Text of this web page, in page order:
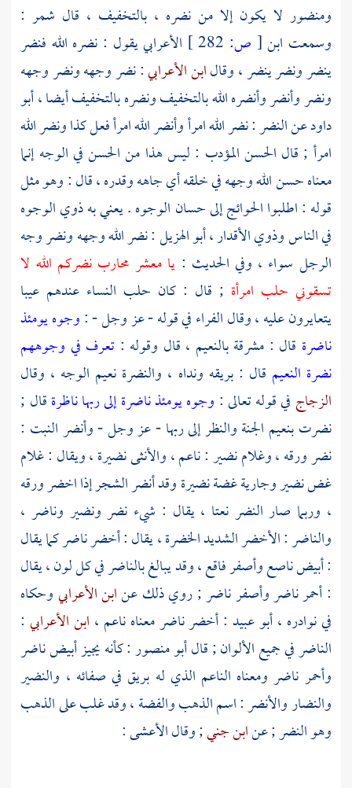
ومنضور لا يكون إلا من نضره ، بالتخفيف ، قال شمر :
وسمعت ابن[ ص:
الأعرابي يقول : نضره الله فنضر
ينضر ونضر ينضر ، وقالابن الأعرابي: نضر وجهه ونضر وجهه
ونضر وأنضر وأنضره الله بالتخفيف ونضره بالتخفيف أيضا ،أبو
داودعنالنضر: نضر الله امرأ وأنضر الله امرأ فعل كذا ونضر الله
امرأ ; قال الحسنالمؤدب : ليس هذا من الحسن في الوجه إنما
معناه حسن الله وجهه في خلقه أي جاهه وقدره ، قال : وهو مثل
قوله : اطلبوا الحوائج إلى حسان الوجوه . يعني به ذوي الوجوه
في الناس وذوي الأقدار ،أبو الهزيل: نضر الله وجهه ونضر وجه
الرجل سواء ، وفي الحديث : يا معشر محارب نضركم الله لا
تسقوني حلب امرأة ; قال : كان حلب النساء عندهم عيبا
يتعايرون عليه ، وقالالفراءفي قوله - عز وجل - :وجوه يومئذ
ناضرة قال : مشرقة بالنعيم ، قال وقوله : تعرف في وجوههم
نضرة النعيم قال : بريقه ونداه ، والنضرة نعيم الوجه ، وقال
الزجاج في قوله تعالى : وجوه يومئذ ناضرةإلى ربها ناظرةقال ;
نضرت بنعيم الجنة والنظر إلى ربها - عز وجل - وأنضر النبت :
نضر ورقه ، وغلام نضير : ناعم ، والأنثى نضيرة ، ويقال : غلام
غض نضير وجارية غضة نضيرة وقد أنضر الشجر إذا اخضر ورقه
، وربما صار النضر نعتا ، يقال : شيء نضر ونضير وناضر ،
والناضر : الأخضر الشديد الخضرة ، يقال : أخضر ناضر كما يقال
: أبيض ناصع وأصفر فاقع ، وقد يبالغ بالناضر في كل لون ، يقال
: أحمر ناضر وأصفر ناضر ; روي ذلك عنابن الأعرابيوحكاه
في نوادره ،أبو عبيد : أخضر ناضر معناه ناعم ، ابن الأعرابي :
الناضر في جميع الألوان ; قالأبو منصور: كأنه يجيز أبيض ناضر
وأحمر ناضر ومعناه الناعم الذي له بريق في صفائه ، والنضير
والنضار والأنضر : اسم الذهب والفضة ، وقد غلب على الذهب
وهو النضر ; عنابن جني; وقالالأعشى: